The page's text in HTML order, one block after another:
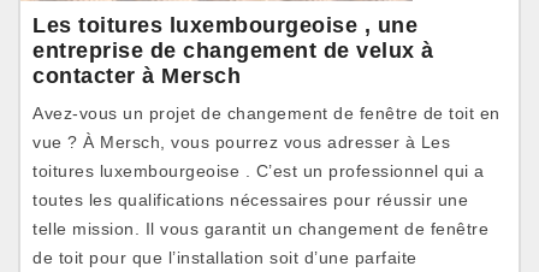
Les toitures luxembourgeoise , une
entreprise de changement de velux à
contacter à Mersch
Avez-vous un projet de changement de fenêtre de toit en
vue ? À Mersch, vous pourrez vous adresser à Les
toitures luxembourgeoise . C’est un professionnel qui a
toutes les qualifications nécessaires pour réussir une
telle mission. Il vous garantit un changement de fenêtre
de toit pour que l’installation soit d’une parfaite